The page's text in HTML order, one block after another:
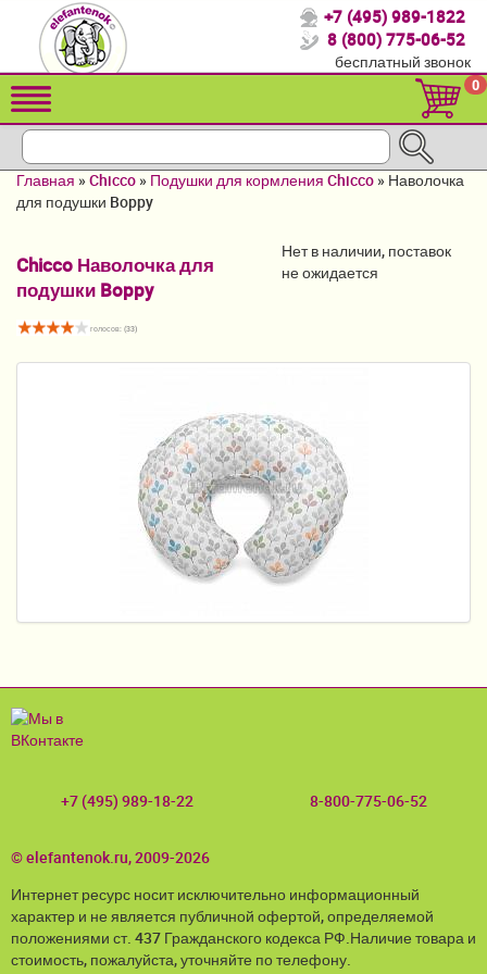
Спасибо, что выбрали нас!
Распродажа!
Детские коляски
Кроватки для новорожденных
Летние товары
Конверты, муфты
Мебель и аксессуары
Постельные принадлежности
Манежи
Безопасность ребенка
Принадлежности для выписки
Сумки для мам и детей
Кенгуру и слинги
+7 (495) 989-1822
8 (800) 775-06-52
бесплатный звонок
0
Главная »Chicco » Подушки для кормления Chicco » Наволочка
для подушки Boppy
Chicco Наволочка для
подушки Boppy
голосов: (33)
Нет в наличии, поставок
не ожидается
+7 (495) 989-18-22 8-800-775-06-52
© elefantenok.ru, 2009-2026
Интернет ресурс носит исключительно информационный
характер и не является публичной офертой, определяемой
положениями ст. 437 Гражданского кодекса РФ.Наличие товара и
стоимость, пожалуйста, уточняйте по телефону.